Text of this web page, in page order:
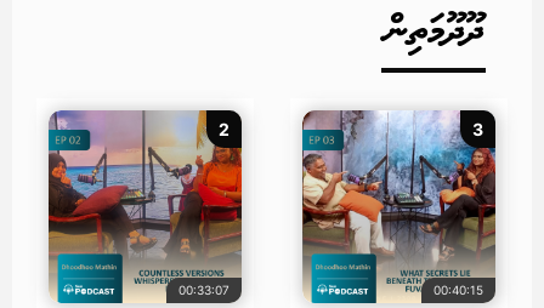
ދޫދޫމަތިން
3
00:40:15
2
00:33:07